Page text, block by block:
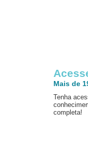
Mais de
Tenha
completa!